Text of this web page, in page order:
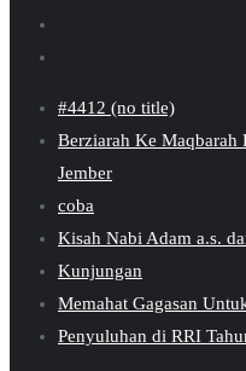
#4412 (no title)
Berziarah Ke Maqbarah
Jember
coba
Kisah Nabi Adam a.s.
Kunjungan
Memahat Gagasan
Penyuluhan di RRI